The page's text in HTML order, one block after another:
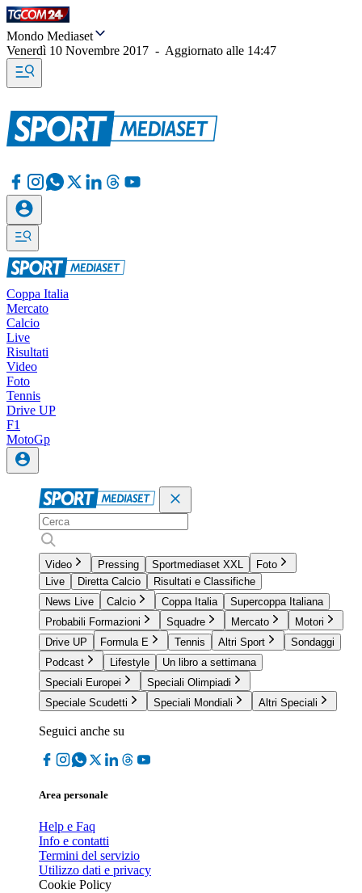
Mondo Mediaset
Venerdì 10 Novembre 2017 - Aggiornato alle 14:47
Coppa Italia
Mercato
Calcio
Live
Risultati
Video
Foto
Tennis
Drive UP
F1
MotoGp
Video Pressing Sportmediaset XXL
Foto
Live
Diretta Calcio
Risultati e Classifiche
News Live
Calcio Coppa Italia
Supercoppa Italiana
Probabili Formazioni
Squadre Mercato
Motori
Drive UP
Formula E Tennis Altri Sport
Sondaggi
Podcast
Lifestyle
Un libro a settimana
Speciali Europei
Speciali Olimpiadi
Speciale Scudetti
Speciali Mondiali Altri Speciali
Seguici anche su
Area personale
Help e Faq
Info e contatti
Termini del servizio
Utilizzo dati e privacy
Cookie Policy